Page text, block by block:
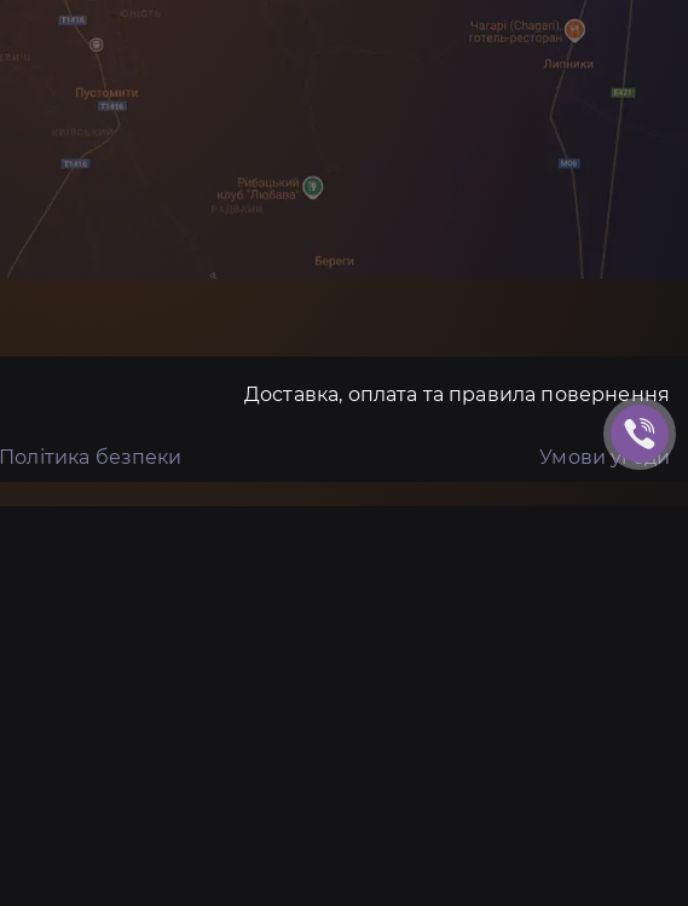
Доставка, оплата та правила повернення
Політика безпеки Умови угоди